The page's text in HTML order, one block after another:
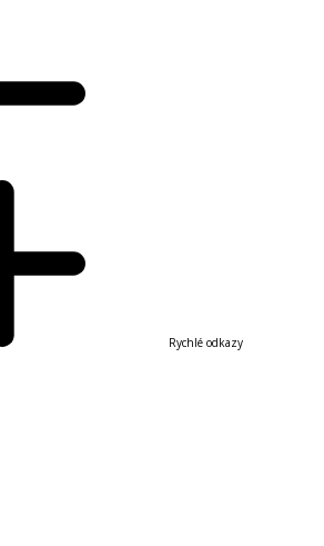
Rychlé odkazy